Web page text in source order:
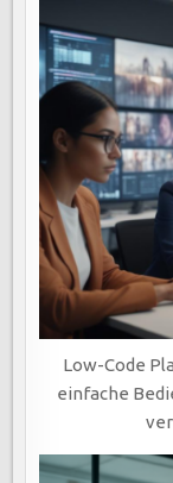
Low-Code
einfache